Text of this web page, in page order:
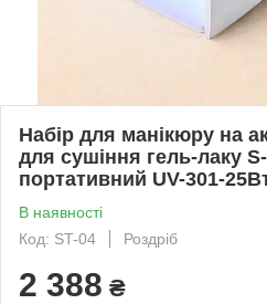
Набір для манікюру на
для сушіння гель-лаку
портативний UV-301-
В наявності
Код: ST-04
Роздріб
2 388 ₴